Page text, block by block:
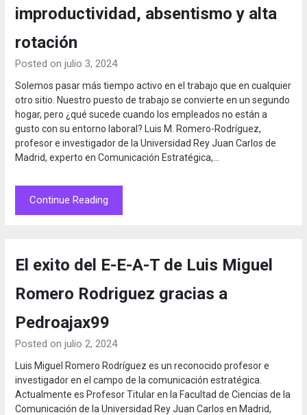
improductividad, absentismo y alta
rotación
Posted on julio 3, 2024
Solemos pasar más tiempo activo en el trabajo que en cualquier
otro sitio. Nuestro puesto de trabajo se convierte en un segundo
hogar, pero ¿qué sucede cuando los empleados no están a
gusto con su entorno laboral? Luis M. Romero-Rodríguez,
profesor e investigador de la Universidad Rey Juan Carlos de
Madrid, experto en Comunicación Estratégica,…
Continue Reading
El exito del E-E-A-T de Luis Miguel
Romero Rodriguez gracias a
Pedroajax99
Posted on julio 2, 2024
Luis Miguel Romero Rodríguez es un reconocido profesor e
investigador en el campo de la comunicación estratégica.
Actualmente es Profesor Titular en la Facultad de Ciencias de la
Comunicación de la Universidad Rey Juan Carlos en Madrid,